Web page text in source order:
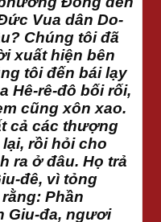
Vua dân Do-
Chúng tôi đã
xuất hiện bên
tôi đến bái lạy
Hê-rê-đô bối rối,
cũng xôn xao.
cả các thượng
rồi hỏi cho
ra ở đâu. Họ trả
đê, vì tỏng
Phần
Giu-đa, ngươi